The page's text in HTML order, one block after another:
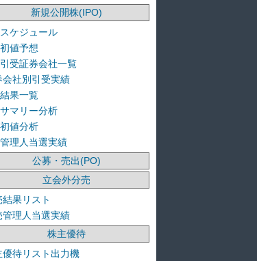
新規公開株(IPO)
ケジュール
値予想
受証券会社一覧
会社別引受実績
果一覧
マリー分析
値分析
理人当選実績
公募・売出(PO)
立会外分売
結果リスト
管理人当選実績
株主優待
優待リスト出力機